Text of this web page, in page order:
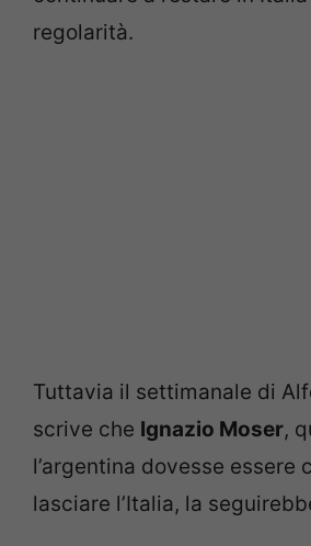
regolarità.
Tuttavia il settimanale di
scrive che Ignazio Moser,
l’argentina dovesse essere
lasciare l’Italia, la